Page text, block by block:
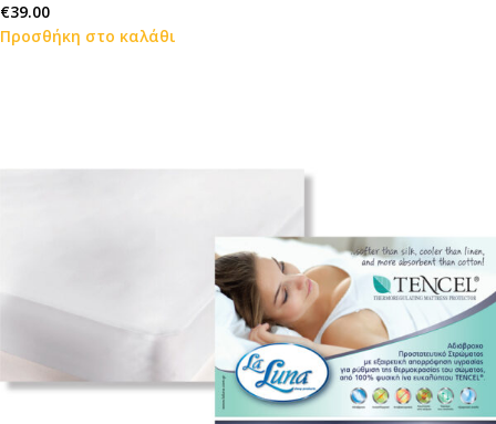
€39.00
Προσθήκη στο καλάθι